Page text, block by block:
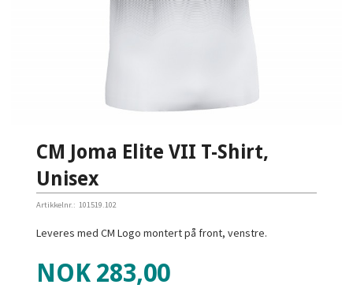
CM Joma Elite VII T-Shirt,
Unisex
Artikkelnr.: 101519.102
Leveres med CM Logo montert på front, venstre.
Tilbud
NOK 283,00